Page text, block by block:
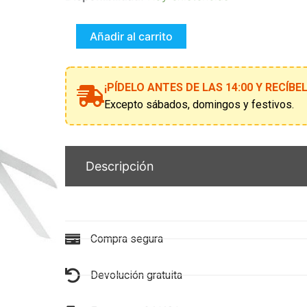
MISS
MUJER
T.L
Añadir al carrito
¡PÍDELO ANTES DE LAS 14:00 Y
Excepto sábados, domingos y festivos.
Descripción
Compra segura
Devolución gratuita